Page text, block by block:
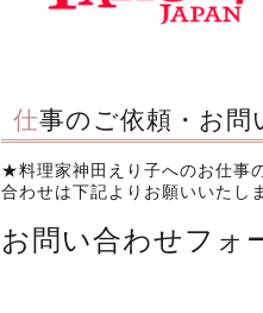
仕事のご依頼・お
★料理家神田えり子へのお仕事
合わせは下記よりお願いいたし
お問い合わせフォ